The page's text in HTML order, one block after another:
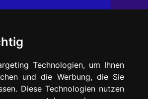
Technologien, um Ihnen
und die Werbung, die Sie
Diese Technologien nutzen